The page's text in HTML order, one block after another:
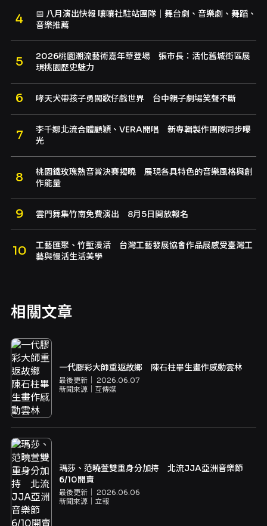
📅 八月演出快報 嚷嚷社駐站團隊｜舞台劇、音樂劇、舞蹈、
音樂推薦
2026桃園潮流藝術嘉年華登場 張市長：活化舊城街區展
現桃園歷史魅力
哮天犬帶孩子勇闖歌仔戲世界 台中親子劇場笑聲不斷
李千娜北流合體顧穎、VERA開唱 新專輯製作團隊同步曝
光
桃園鐵玫瑰熱音賞決賽揭曉 展現各具特色的音樂風格與創
作能量
雲門舞集竹南免費演出 8月5日開放報名
工藝匯聚、竹塹漫活 台灣工藝發展協會作品展感受臺灣工
藝與慢活生活美學
相關文章
一代膠彩大師重返故鄉 陳石柱畢生畫作感動雲林
最後更新｜ 2026.06.07
新聞來源｜ 互傳媒
瑪莎、范曉萱雙重身分加持 北流JJA亞洲音樂節
6/10開賣
最後更新｜ 2026.06.06
新聞來源｜ 立報